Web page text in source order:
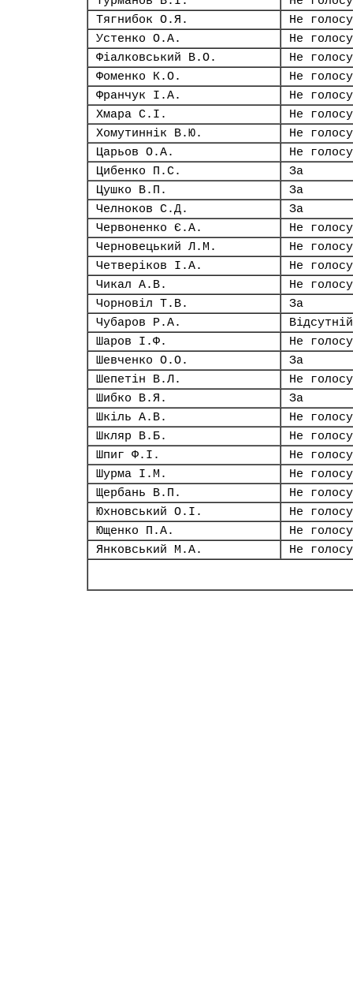
Тягнибок О.Я.
Не
Устенко О.А.
Не
Фіалковський В.О.
Не
Фоменко К.О.
Не
Франчук І.А.
Не
Хмара С.І.
Не
Хомутиннік В.Ю.
Не
Царьов О.А.
Не
Цибенко П.С.
За
Цушко В.П.
За
Челноков С.Д.
За
Червоненко Є.А.
Не
Черновецький Л.М.
Не
Четверіков І.А.
Не
Чикал А.В.
Не
Чорновіл Т.В.
За
Чубаров Р.А.
Відсутній
Шаров І.Ф.
Не
Шевченко О.О.
За
Шепетін В.Л.
Не
Шибко В.Я.
За
Шкіль А.В.
Не
Шкляр В.Б.
Не
Шпиг Ф.І.
Не
Шурма І.М.
Не
Щербань В.П.
Не
Юхновський О.І.
Не
Ющенко П.А.
Не
Янковський М.А.
Не